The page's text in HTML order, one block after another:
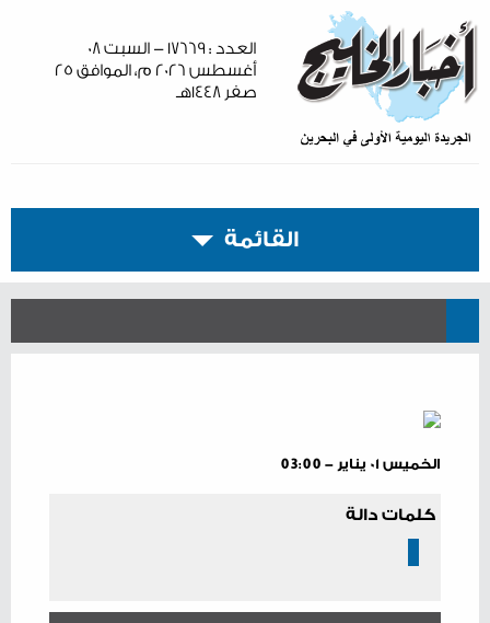
العدد : ١٧٦٦٩ - السبت ٠٨
أغسطس ٢٠٢٦ م، الموافق ٢٥
صفر ١٤٤٨هـ
القائمة
الخميس ٠١ يناير - 03:00
كلمات دالة